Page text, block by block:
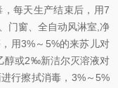
每天生产结束后，用7
门窗、全自动风淋室,净
用3%～5%的来苏儿对
醇或2‰新洁尔灭溶液对
行擦拭消毒，3%～5%